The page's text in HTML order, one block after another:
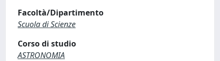
Facoltà/Dipartimento
Scuola di Scienze
Corso di studio
ASTRONOMIA